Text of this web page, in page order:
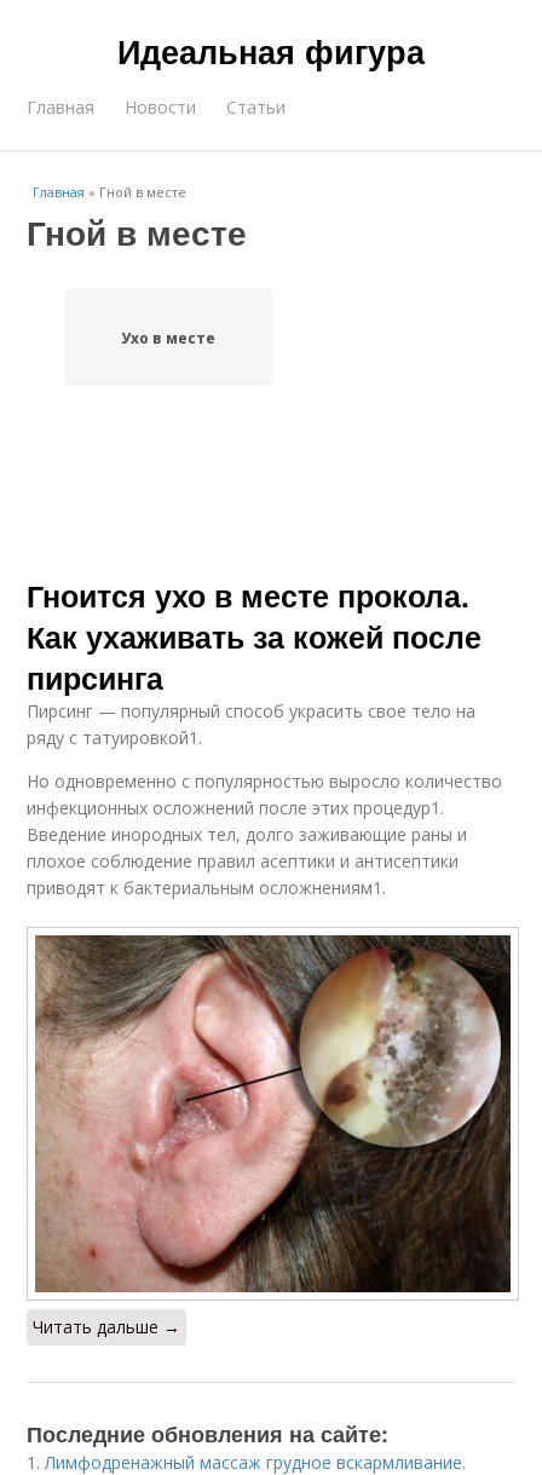
Идеальная фигура
Главная Новости Статьи
Главная » Гной в месте
Гной в месте
Ухо в месте
Гноится ухо в месте прокола.
Как ухаживать за кожей после
пирсинга
Пирсинг — популярный способ украсить свое тело на
ряду с татуировкой1.
Но одновременно с популярностью выросло количество
инфекционных осложнений после этих процедур1.
Введение инородных тел, долго заживающие раны и
плохое соблюдение правил асептики и антисептики
приводят к бактериальным осложнениям1.
Читать дальше →
Последние обновления на сайте:
1. Лимфодренажный массаж грудное вскармливание.